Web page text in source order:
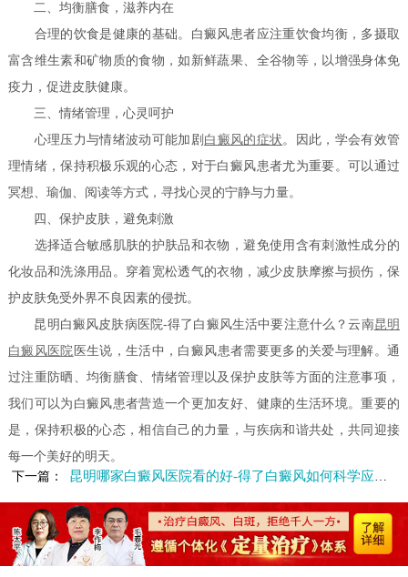
二、均衡膳食，滋养内在
合理的饮食是健康的基础。白癜风患者应注重饮食均衡，多摄取
富含维生素和矿物质的食物，如新鲜蔬果、全谷物等，以增强身体免
疫力，促进皮肤健康。
三、情绪管理，心灵呵护
心理压力与情绪波动可能加剧 白癜风的症状。因此，学会有效管
理情绪，保持积极乐观的心态，对于白癜风患者尤为重要。可以通过
冥想、瑜伽、阅读等方式，寻找心灵的宁静与力量。
四、保护皮肤，避免刺激
选择适合敏感肌肤的护肤品和衣物，避免使用含有刺激性成分的
化妆品和洗涤用品。穿着宽松透气的衣物，减少皮肤摩擦与损伤，保
护皮肤免受外界不良因素的侵扰。
昆明白癜风皮肤病医院-得了白癜风生活中要注意什么？云南昆明
白癜风医院 医生说，生活中，白癜风患者需要更多的关爱与理解。通
过注重防晒、均衡膳食、情绪管理以及保护皮肤等方面的注意事项，
我们可以为白癜风患者营造一个更加友好、健康的生活环境。重要的
是，保持积极的心态，相信自己的力量，与疾病和谐共处，共同迎接
每一个美好的明天。
下一篇：
昆明哪家白癜风医院看的好-得了白癜风如何科学应对呢